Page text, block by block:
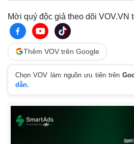
Tư vấn luật
Mời quý độc giả theo dõi VOV.VN
Thêm VOV trên Google
Chọn VOV làm nguồn ưu tiên trên
dẫn.